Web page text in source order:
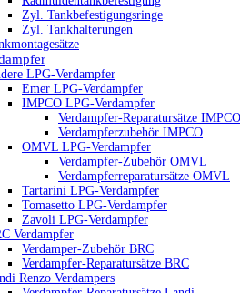
Zyl. Tankbefestigungsringe
Zyl. Tankhalterungen
LPG-Verdampfer
Emer LPG-Verdampfer
IMPCO LPG-Verdampfer
Verdampfer-Reparatursätze IMPCO
Verdampferzubehör IMPCO
OMVL LPG-Verdampfer
Verdampfer-Zubehör OMVL
Verdampferreparatursätze OMVL
Tartarini LPG-Verdampfer
Tomasetto LPG-Verdampfer
Zavoli LPG-Verdampfer
Verdampfer
Verdamper-Zubehör BRC
Verdampfer-Reparatursätze BRC
Renzo Verdampers